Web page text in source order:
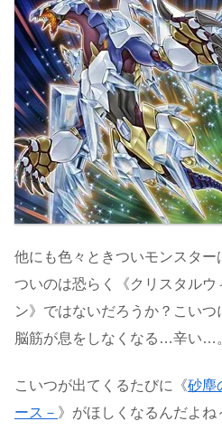
他にも色々ときついモンスター
ついのは恐らく《クリスタル
ン》ではないだろうか？こい
脳筋が息をしなくなる…辛い…
こいつが出てくるたびに 《砂塵
ース－ 》がほしくなるんだよね